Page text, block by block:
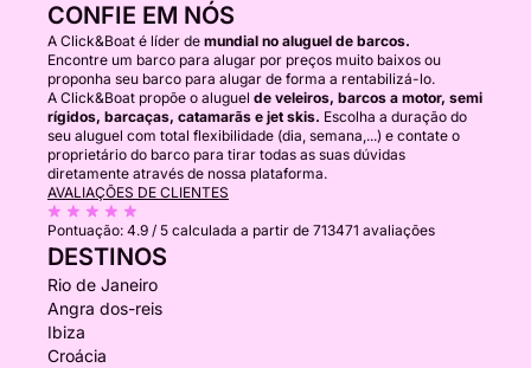
CONFIE EM NÓS
A Click&Boat é líder de mundial no aluguel de barcos.
Encontre um barco para alugar por preços muito baixos ou
proponha seu barco para alugar de forma a rentabilizá-lo.
A Click&Boat propõe o aluguel de veleiros, barcos a motor, semi
rígidos, barcaças, catamarãs e jet skis. Escolha a duração do
seu aluguel com total flexibilidade (dia, semana,...) e contate o
proprietário do barco para tirar todas as suas dúvidas
diretamente através de nossa plataforma.
AVALIAÇÕES DE CLIENTES
Pontuação: 4.9 / 5 calculada a partir de 713471 avaliações
DESTINOS
Rio de Janeiro
Angra dos-reis
Ibiza
Croácia